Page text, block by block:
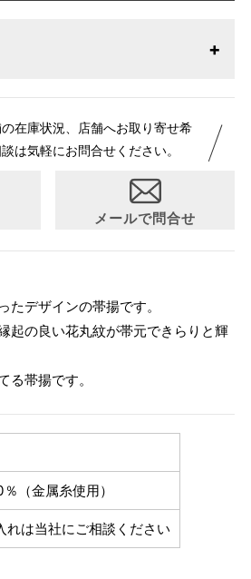
在庫状況、店舗へお取り寄せ希
は気軽にお問合せください。
メールで問合せ
たデザインの帯揚です。
起の良い花丸紋が帯元できらりと輝
る帯揚です。
（金属糸使用）
れは当社にご相談ください